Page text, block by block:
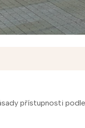
přístupnosti